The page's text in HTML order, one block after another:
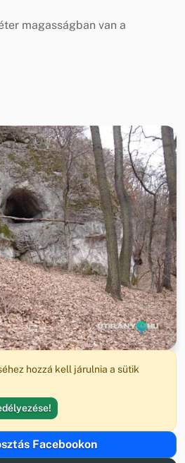
magasságban van a
hozzá kell járulnia a sütik
Facebookon